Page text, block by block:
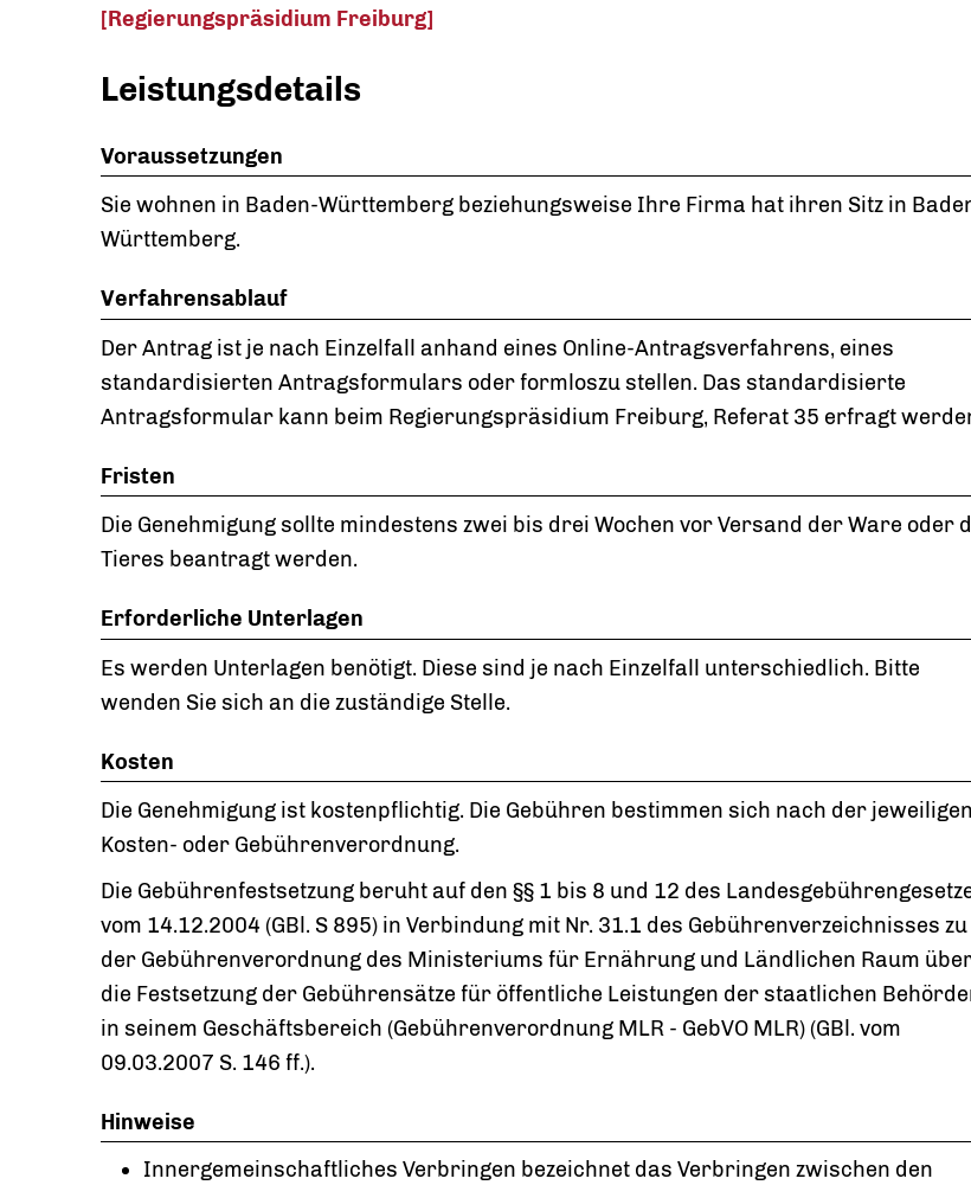
[Regierungspräsidium Freiburg]
Leistungsdetails
Voraussetzungen
Sie wohnen in Baden-Württemberg beziehungsweise Ihre Firma hat ihren Sitz in
Württemberg.
Verfahrensablauf
Der Antrag ist je nach Einzelfall anhand eines Online-Antragsverfahrens, eines
standardisierten Antragsformulars oder formloszu stellen. Das standardisierte
Antragsformular kann beim Regierungspräsidium Freiburg, Referat 35 erfragt
Fristen
Die Genehmigung sollte mindestens zwei bis drei Wochen vor Versand der Ware oder
Tieres beantragt werden.
Erforderliche Unterlagen
Es werden Unterlagen benötigt. Diese sind je nach Einzelfall unterschiedlich. Bitte
wenden Sie sich an die zuständige Stelle.
Kosten
Die Genehmigung ist kostenpflichtig. Die Gebühren bestimmen sich nach der jeweiligen
Kosten- oder Gebührenverordnung.
Die Gebührenfestsetzung beruht auf den §§ 1 bis 8 und 12 des
vom 14.12.2004 (GBl. S 895) in Verbindung mit Nr. 31.1 des Gebührenverzeichnisses zu
der Gebührenverordnung des Ministeriums für Ernährung und Ländlichen Raum
die Festsetzung der Gebührensätze für öffentliche Leistungen der staatlichen
in seinem Geschäftsbereich (Gebührenverordnung MLR - GebVO MLR) (GBl. vom
09.03.2007 S. 146 ff.).
Hinweise
Innergemeinschaftliches Verbringen bezeichnet das Verbringen zwischen den